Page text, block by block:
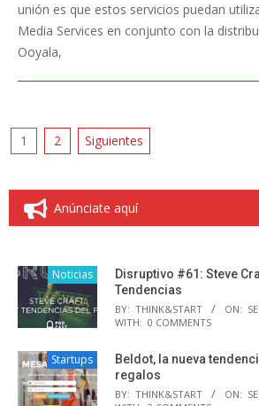
unión es que estos servicios puedan
Media Services en conjunto con la
Ooyala,
Paginación
entradas
1 2 Siguientes
Anúnciate aquí
Noticias
Disruptivo #61: Steve
Tendencias
BY: THINK&START ON:
WITH: 0 COMMENTS
Startups
Beldot, la nueva
regalos
BY: THINK&START ON: